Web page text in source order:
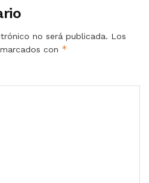
no será publicada. Los
con *